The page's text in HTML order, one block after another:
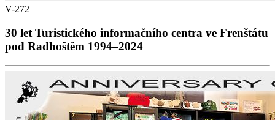
V-272
30 let Turistického informačního centra ve Frenštátu
pod Radhoštěm 1994–2024